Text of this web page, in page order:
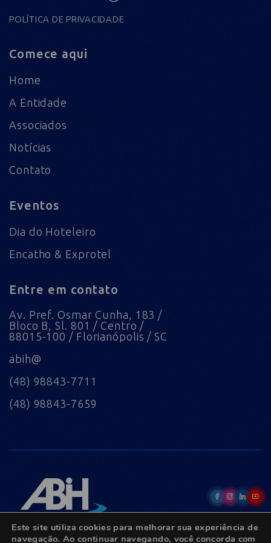
POLÍTICA DE PRIVACIDADE
Comece aqui
Home
A Entidade
Associados
Notícias
Contato
Eventos
Dia do Hoteleiro
Encatho & Exprotel
Entre em contato
Av. Pref. Osmar Cunha, 183 /
Bloco B, Sl. 801 / Centro /
88015-100 / Florianópolis / SC
abih@
(48) 98843-7711
(48) 98843-7659
Este site utiliza cookies para melhorar sua experiência de
navegação. Ao continuar navegando, você concorda com